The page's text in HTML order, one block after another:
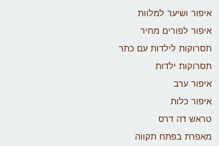
איפור ושיער למלוות
איפור לפורים מחיר
תסרוקות לילדות עם כתר
תסרוקות ילדות
איפור ערב
איפור כלות
טראש דה דרס
מאפרת בפתח תקווה